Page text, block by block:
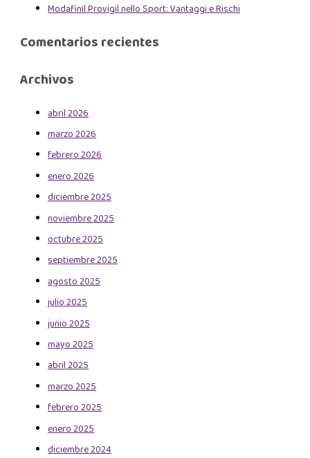
Modafinil Provigil nello Sport: Vantaggi e Rischi
Comentarios recientes
Archivos
abril 2026
marzo 2026
febrero 2026
enero 2026
diciembre 2025
noviembre 2025
octubre 2025
septiembre 2025
agosto 2025
julio 2025
junio 2025
mayo 2025
abril 2025
marzo 2025
febrero 2025
enero 2025
diciembre 2024